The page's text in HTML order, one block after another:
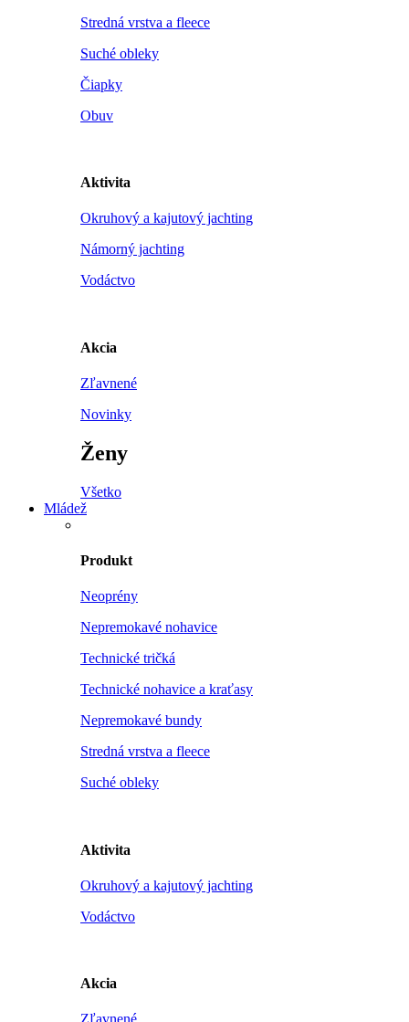
Stredná vrstva a fleece
Suché obleky
Čiapky
Obuv
Aktivita
Okruhový a kajutový jachting
Námorný jachting
Vodáctvo
Akcia
Zľavnené
Novinky
Ženy
Všetko
Mládež
Produkt
Neoprény
Nepremokavé nohavice
Technické tričká
Technické nohavice a kraťasy
Nepremokavé bundy
Stredná vrstva a fleece
Suché obleky
Aktivita
Okruhový a kajutový jachting
Vodáctvo
Akcia